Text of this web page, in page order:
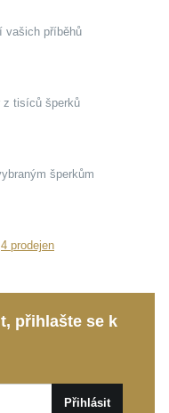
a propůjčuje
při každém
úprava umocňuje
mu
zpracování a
nositelku.
své city, nebo si
vašich příběhů
z tisíců šperků
šperkům
4 prodejen
přihlašte se k
Přihlásit